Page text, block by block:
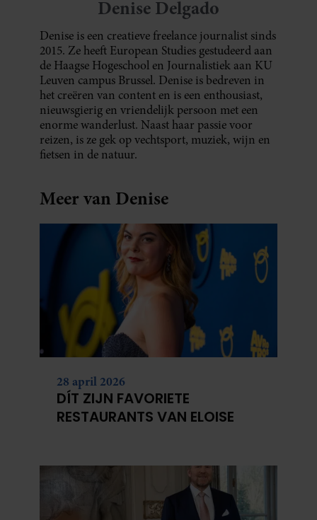
Denise Delgado
Denise is een creatieve freelance journalist sinds
2015. Ze heeft European Studies gestudeerd aan
de Haagse Hogeschool en Journalistiek aan KU
Leuven campus Brussel. Denise is bedreven in
het creëren van content en is een enthousiast,
nieuwsgierig en vriendelijk persoon met een
enorme wanderlust. Naast haar passie voor
reizen, is ze gek op vechtsport, muziek, wijn en
fietsen in de natuur.
Meer van Denise
28 april 2026
DÍT ZIJN FAVORIETE
RESTAURANTS VAN ELOISE